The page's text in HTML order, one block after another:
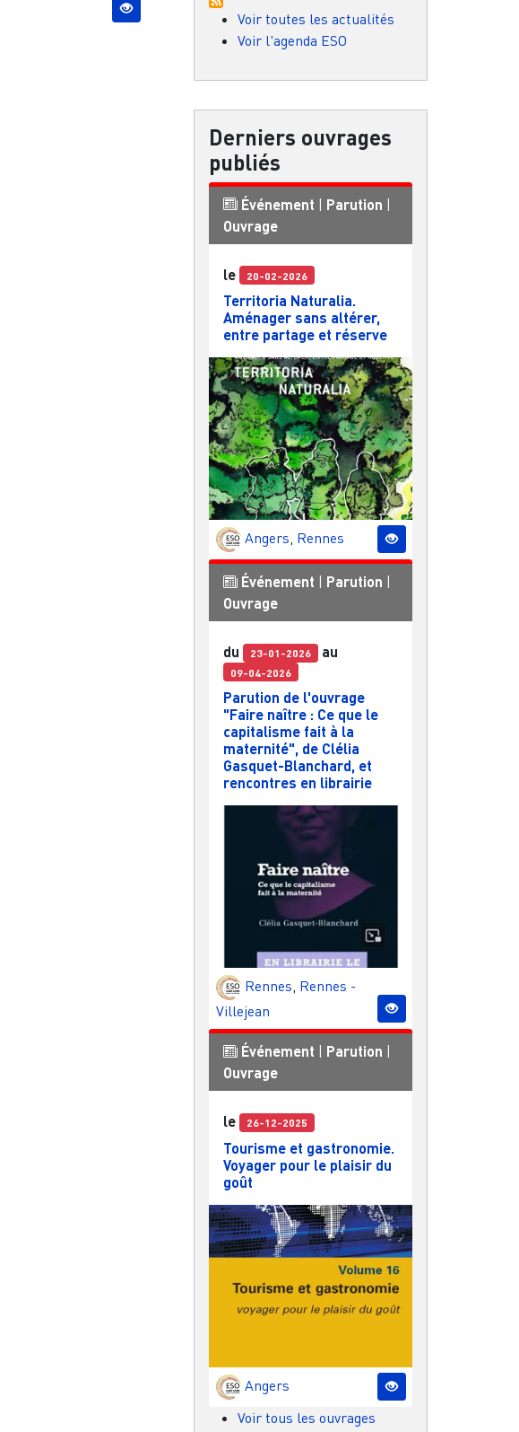
Voir toutes les actualités
Voir l'agenda ESO
Derniers ouvrages
publiés
Événement | Parution |
Ouvrage
le 20-02-2026
Territoria Naturalia.
Aménager sans altérer,
entre partage et réserve
Angers, Rennes
Événement Parution
Ouvrage
du 23-01-2026 au
09-04-2026
Parution de l'ouvrage
"Faire naître : Ce que le
capitalisme fait à la
maternité", de Clélia
Gasquet-Blanchard, et
rencontres en librairie
Rennes, Rennes -
Villejean
Événement Parution
Ouvrage
le 26-12-2025
Tourisme et gastronomie.
Voyager pour le plaisir du
goût
Angers
Voir tous les ouvrages